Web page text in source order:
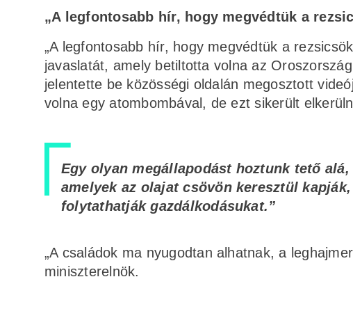
„A legfontosabb hír, hogy megvédtük a
„A legfontosabb hír, hogy megvédtük a
javaslatát, amely betiltotta volna az
jelentette be közösségi oldalán megosztott
volna egy atombombával, de ezt sikerült
Egy olyan megállapodást hoztunk tető
amelyek az olajat csövön keresztül
folytathatják gazdálkodásukat.”
„A családok ma nyugodtan alhatnak, a
miniszterelnök.